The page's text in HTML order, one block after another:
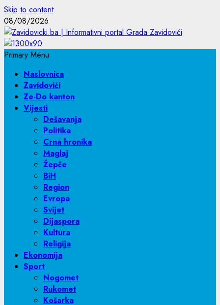
Skip to content
08/08/2026
Primary Menu
Naslovnica
Zavidovići
Ze-Do kanton
Vijesti
Dešavanja
Politika
Crna hronika
Maglaj
Žepče
BiH
Region
Evropa
Svijet
Dijaspora
Kultura
Religija
Ekonomija
Sport
Nogomet
Rukomet
Košarka